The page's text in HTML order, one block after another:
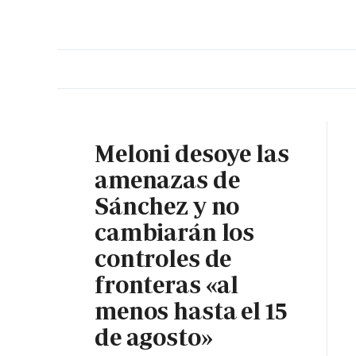
Meloni desoye las
amenazas de
Sánchez y no
cambiarán los
controles de
fronteras «al
menos hasta el 15
de agosto»